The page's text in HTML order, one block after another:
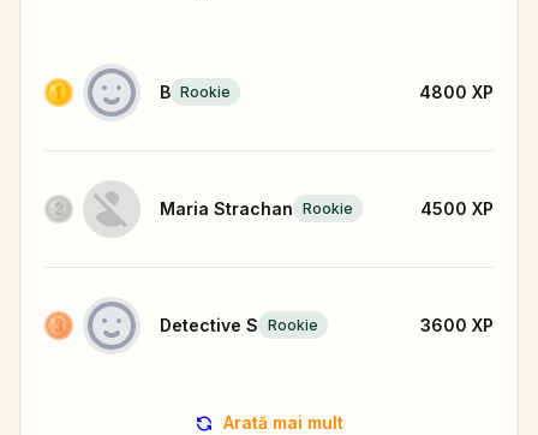
B Rookie 4800 XP
Maria Strachan Rookie 4500 XP
Detective S Rookie 3600 XP
Arată mai mult